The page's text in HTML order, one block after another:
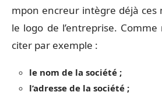
mpon encreur intègre déjà ces
le logo de l’entreprise.
citer par exemple :
le nom de la société ;
l’adresse de la société ;